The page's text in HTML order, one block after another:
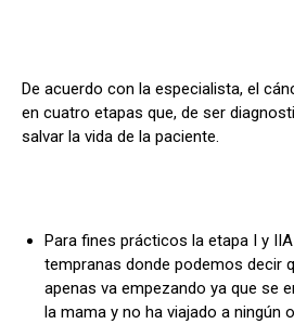
De acuerdo con la especialista, el
en cuatro etapas que, de ser
salvar la vida de la paciente.
Para fines prácticos la etapa I y
tempranas donde podemos decir
apenas va empezando ya que se
la mama y no ha viajado a ningún